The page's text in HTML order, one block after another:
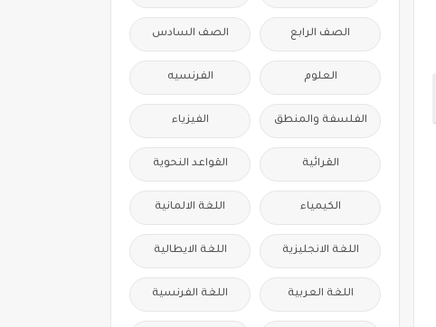
الصف الرابع الصف السادس
العلوم الفرنسيه
الفلسفة والمنطق الفيزياء
القرائية القواعد النحوية
الكيمياء اللغة الالمانية
اللغة الانجليزية اللغة الايطالية
اللغة العربية اللغة الفرنسية